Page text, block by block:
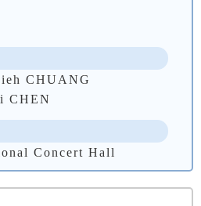
CHUANG
CHEN
Concert Hall